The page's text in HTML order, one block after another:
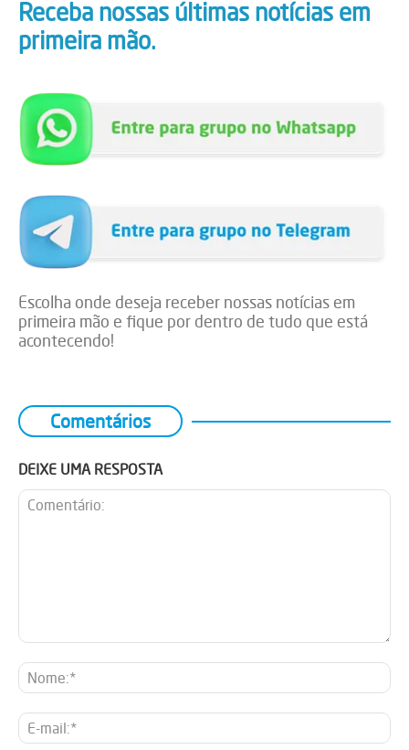
Receba nossas últimas notícias em
primeira mão.
Escolha onde deseja receber nossas notícias em
primeira mão e fique por dentro de tudo que está
acontecendo!
Comentários
DEIXE UMA RESPOSTA
E-